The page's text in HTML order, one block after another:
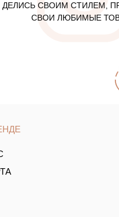
ДЕЛИСЬ СВОИМ СТИЛЕМ,
СВОИ ЛЮБИМЫЕ